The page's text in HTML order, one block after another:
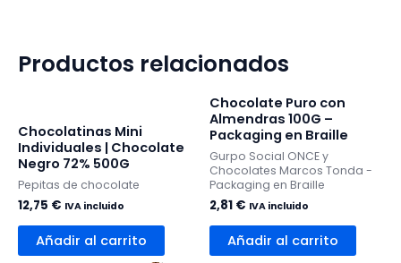
Productos relacionados
Chocolatinas Mini
Individuales | Chocolate
Negro 72% 500G
Pepitas de chocolate
12,75 € IVA incluido
Añadir al carrito
Chocolate Puro con
Almendras 100G –
Packaging en Braille
Gurpo Social ONCE y
Chocolates Marcos Tonda -
Packaging en Braille
2,81 € IVA incluido
Añadir al carrito